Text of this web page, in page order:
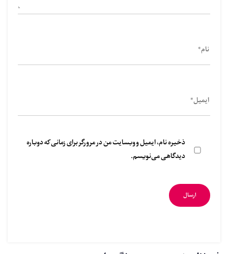
ذخیره نام، ایمیل و وبسایت من در مرورگر برای زمانی که دوباره
دیدگاهی می‌نویسم.